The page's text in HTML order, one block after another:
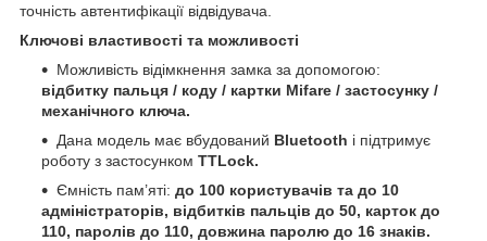
точність автентифікації відвідувача.
Ключові властивості та можливості
Можливість відімкнення замка за допомогою:
відбитку пальця / коду / картки Mifare / застосунку /
механічного ключа.
Дана модель має вбудований Bluetooth і підтримує
роботу з застосунком TTLock.
Ємність пам’яті: до 100 користувачів та до 10
адміністраторів, відбитків пальців до 50, карток до
110, паролів до 110, довжина паролю до 16 знаків.